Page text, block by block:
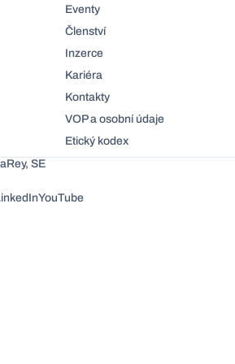
Eventy
Členství
Inzerce
Kariéra
Kontakty
VOP a osobní údaje
Etický kodex
SE
YouTube